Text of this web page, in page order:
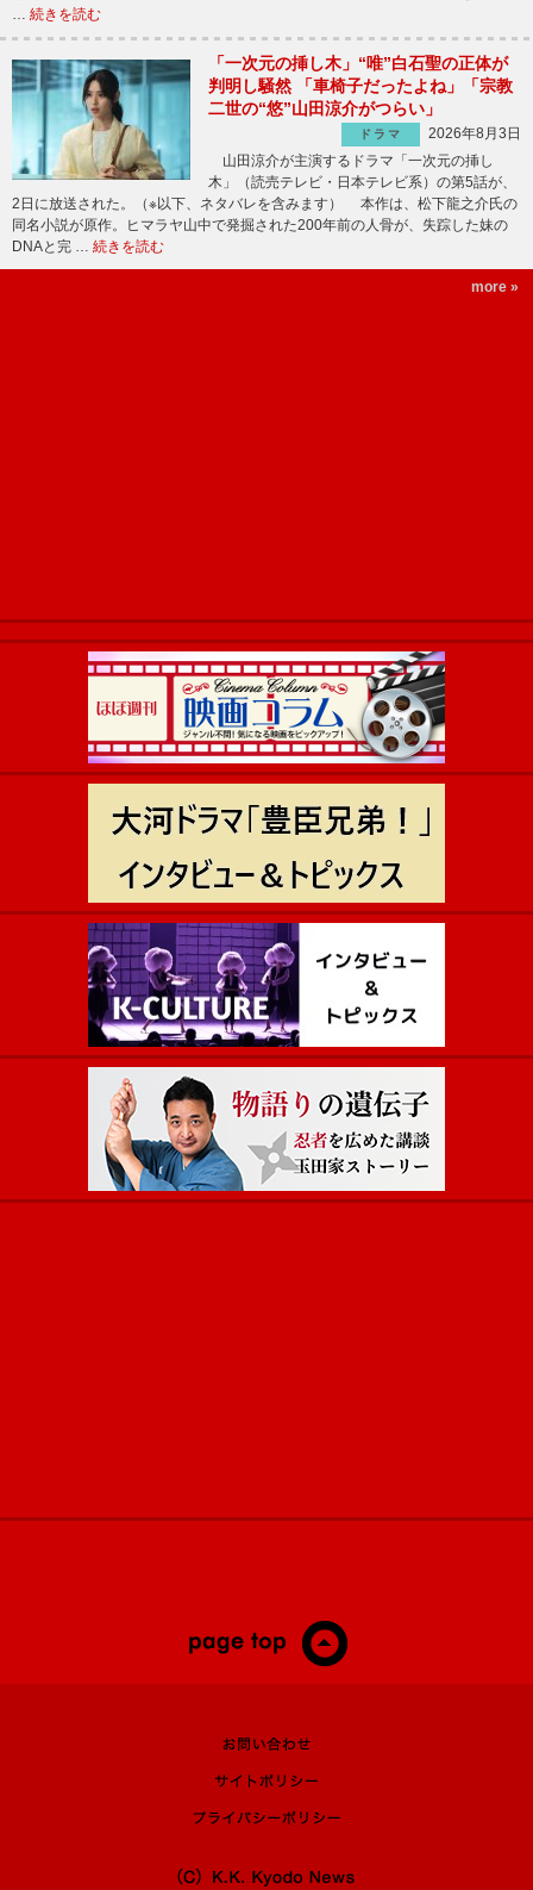
続きを読む
「一次元の挿し木」“唯”白石聖の正体が
判明し騒然 「車椅子だったよね」「宗教
二世の“悠”山田涼介がつらい」
ドラマ
2026年8月3日
山田涼介が主演するドラマ「一次元の挿し
木」（読売テレビ・日本テレビ系）の第5話が、
2日に放送された。（※以下、ネタバレを含みます） 本作は、松下龍之介氏の
同名小説が原作。ヒマラヤ山中で発掘された200年前の人骨が、失踪した妹の
DNAと完 … 続きを読む
more »